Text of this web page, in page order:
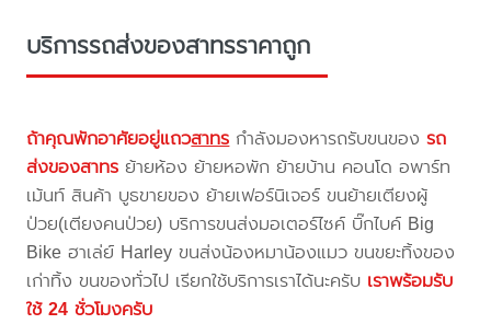
บริการรถส่งของสาทรราคาถูก
ถ้าคุณพักอาศัยอยู่แถวสาทร กำลังมองหารถรับขนของรถ
ส่งของสาทร ย้ายห้อง ย้ายหอพัก ย้ายบ้าน คอนโด อพาร์ท
เม้นท์ สินค้า บูธขายของ ย้ายเฟอร์นิเจอร์ ขนย้ายเตียงผู้
ป่วย(เตียงคนป่วย) บริการขนส่งมอเตอร์ไซค์ บิ๊กไบค์ Big
Bike ฮาเล่ย์ Harley ขนส่งน้องหมาน้องแมว ขนขยะทิ้งของ
เก่าทิ้ง ขนของทั่วไป เรียกใช้บริการเราได้นะครับ เราพร้อมรับ
ใช้ 24 ชั่วโมงครับ